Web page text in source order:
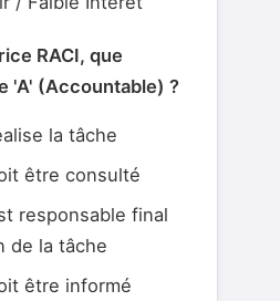
RACI, que
'A' (Accountable) ?
la tâche
être consulté
responsable final
de la tâche
être informé